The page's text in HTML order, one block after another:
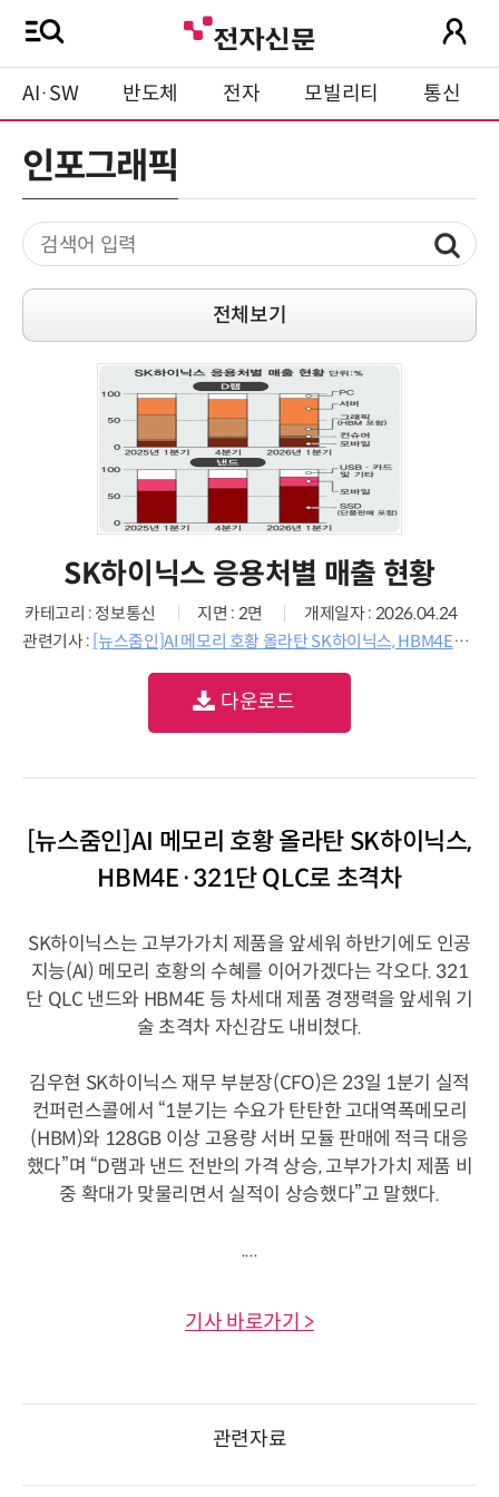
AI·SW 반도체 전자 모빌리티 통신
인포그래픽
전체보기
SK하이닉스 응용처별 매출 현황
카테고리 : 정보통신 지면 : 2면
개제일자 : 2026.04.24
관련기사 : [뉴스줌인]AI 메모리 호황 올라탄 SK하이닉스, HBM4E·321단 QLC로 초격차
다운로드
[뉴스줌인]AI 메모리 호황 올라탄 SK하이닉스,
HBM4E·321단 QLC로 초격차
SK하이닉스는 고부가가치 제품을 앞세워 하반기에도 인공
지능(AI) 메모리 호황의 수혜를 이어가겠다는 각오다. 321
단 QLC 낸드와 HBM4E 등 차세대 제품 경쟁력을 앞세워 기
술 초격차 자신감도 내비쳤다.
김우현 SK하이닉스 재무 부분장(CFO)은 23일 1분기 실적
컨퍼런스콜에서 “1분기는 수요가 탄탄한 고대역폭메모리
(HBM)와 128GB 이상 고용량 서버 모듈 판매에 적극 대응
했다”며 “D램과 낸드 전반의 가격 상승, 고부가가치 제품 비
중 확대가 맞물리면서 실적이 상승했다”고 말했다.
....
기사 바로가기 >
관련자료